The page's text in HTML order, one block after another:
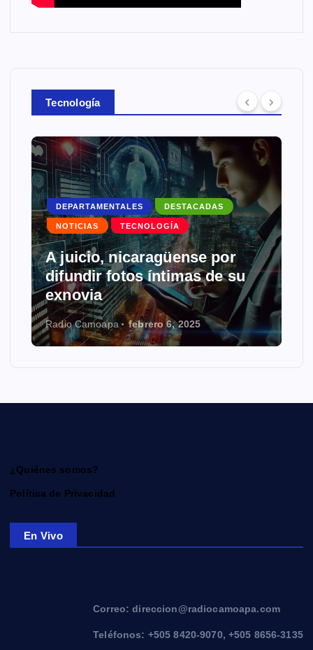
Tecnología
DEPARTAMENTALES DESTACADAS
NOTICIAS TECNOLOGÍA
A juicio, nicaragüense por
difundir fotos íntimas de su
exnovia
Radio Camoapa febrero 6, 2025
¿Quiénes somos?
Política de Privacidad
En Vivo
Correo: direccion@radiocamoapa.com
Teléfonos: +505 8420-9070, +505 8656-3135